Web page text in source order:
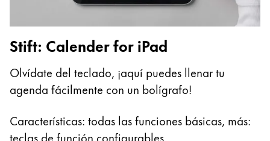
Stift: Calender for iPad
Olvídate del teclado, ¡aquí puedes llenar tu
agenda fácilmente con un bolígrafo!
Características: todas las funciones básicas, más:
teclas de función configurables